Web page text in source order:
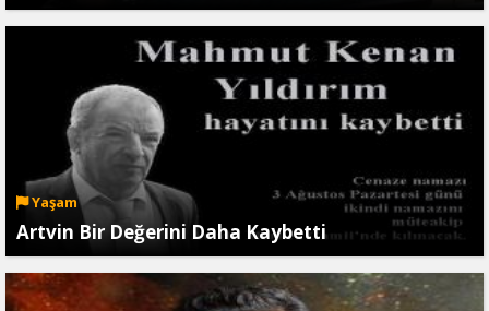
Yaşam
Artvin Bir Değerini Daha Kaybetti